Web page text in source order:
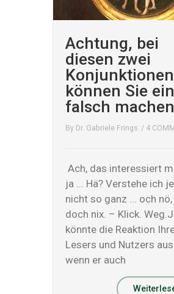
Achtung, bei
diesen zwei
Konjunktionen
können Sie
falsch
By Dr. Gabriele Frings / 4
Ach, das interessiert
ja ... Hä? Verstehe ich
nicht so ganz ... och
doch nix. – Klick.
könnte die Reaktion
Lesers und Nutzers
wenn er auch